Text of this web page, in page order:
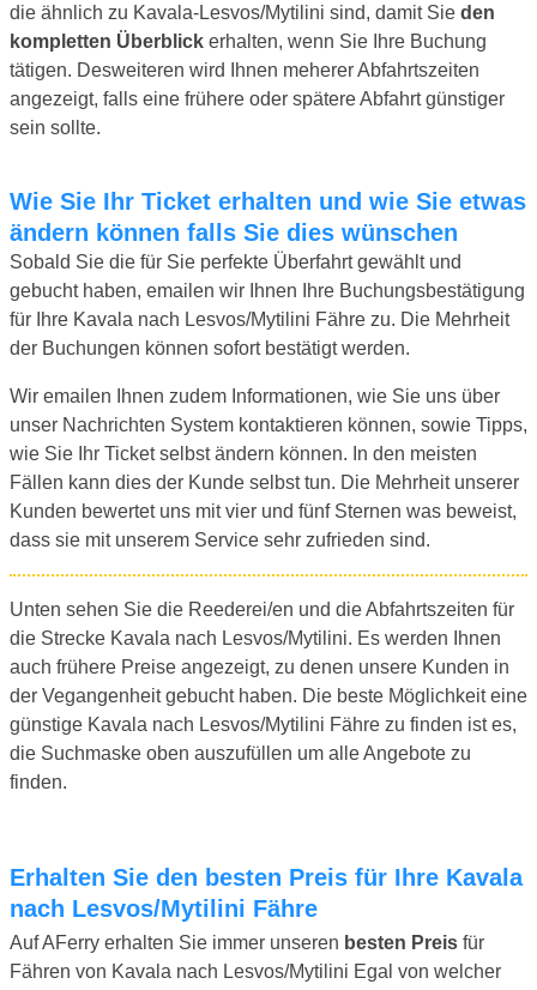
die ähnlich zu Kavala-Lesvos/Mytilini sind, damit Sie den
kompletten Überblick erhalten, wenn Sie Ihre Buchung
tätigen. Desweiteren wird Ihnen meherer Abfahrtszeiten
angezeigt, falls eine frühere oder spätere Abfahrt günstiger
sein sollte.
Wie Sie Ihr Ticket erhalten und wie Sie etwas
ändern können falls Sie dies wünschen
Sobald Sie die für Sie perfekte Überfahrt gewählt und
gebucht haben, emailen wir Ihnen Ihre Buchungsbestätigung
für Ihre Kavala nach Lesvos/Mytilini Fähre zu. Die Mehrheit
der Buchungen können sofort bestätigt werden.
Wir emailen Ihnen zudem Informationen, wie Sie uns über
unser Nachrichten System kontaktieren können, sowie Tipps,
wie Sie Ihr Ticket selbst ändern können. In den meisten
Fällen kann dies der Kunde selbst tun. Die Mehrheit unserer
Kunden bewertet uns mit vier und fünf Sternen was beweist,
dass sie mit unserem Service sehr zufrieden sind.
Unten sehen Sie die Reederei/en und die Abfahrtszeiten für
die Strecke Kavala nach Lesvos/Mytilini. Es werden Ihnen
auch frühere Preise angezeigt, zu denen unsere Kunden in
der Vegangenheit gebucht haben. Die beste Möglichkeit eine
günstige Kavala nach Lesvos/Mytilini Fähre zu finden ist es,
die Suchmaske oben auszufüllen um alle Angebote zu
finden.
Erhalten Sie den besten Preis für Ihre Kavala
nach Lesvos/Mytilini Fähre
Auf AFerry erhalten Sie immer unseren besten Preis für
Fähren von Kavala nach Lesvos/Mytilini Egal von welcher